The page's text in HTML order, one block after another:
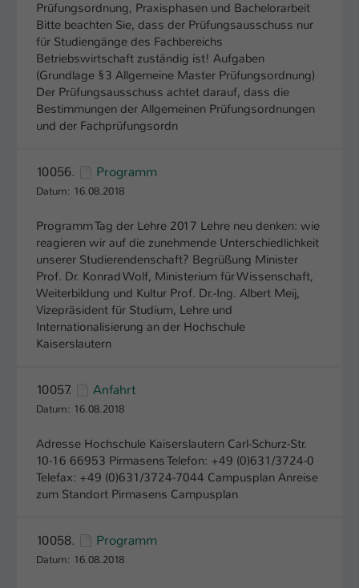
Prüfungsordnung, Praxisphasen und Bachelorarbeit
Bitte beachten Sie, dass der Prüfungsausschuss nur
für Studiengänge des Fachbereichs
Betriebswirtschaft zuständig ist! Aufgaben
(Grundlage §3 Allgemeine Master Prüfungsordnung)
Der Prüfungsausschuss achtet darauf, dass die
Bestimmungen der Allgemeinen Prüfungsordnungen
und der Fachprüfungsordn
10056. Programm
Datum: 16.08.2018
Programm Tag der Lehre 2017 Lehre neu denken: wie
reagieren wir auf die zunehmende Unterschiedlichkeit
unserer Studierendenschaft? Begrüßung Minister
Prof. Dr. Konrad Wolf, Ministerium für Wissenschaft,
Weiterbildung und Kultur Prof. Dr.-Ing. Albert Meij,
Vizepräsident für Studium, Lehre und
Internationalisierung an der Hochschule
Kaiserslautern
10057. Anfahrt
Datum: 16.08.2018
Adresse Hochschule Kaiserslautern Carl-Schurz-Str.
10-16 66953 Pirmasens Telefon: +49 (0)631/3724-0
Telefax: +49 (0)631/3724-7044 Campusplan Anreise
zum Standort Pirmasens Campusplan
10058. Programm
Datum: 16.08.2018